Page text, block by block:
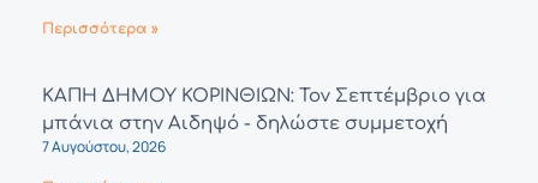
Περισσότερα »
ΚΑΠΗ ΔΗΜΟΥ ΚΟΡΙΝΘΙΩΝ: Τον Σεπτέμβριο για
μπάνια στην Αιδηψό - δηλώστε συμμετοχή
7 Αυγούστου, 2026